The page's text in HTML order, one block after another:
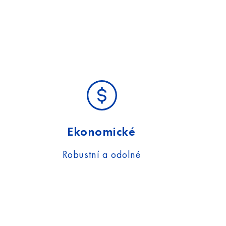
Ekonomické
Robustní a odolné